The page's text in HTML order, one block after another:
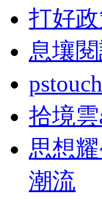
打好
息壤
拾境
思想
潮流